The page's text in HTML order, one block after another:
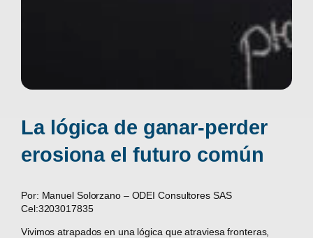
La lógica de ganar-perder
erosiona el futuro común
Por: Manuel Solorzano – ODEI Consultores SAS
Cel:3203017835
Vivimos atrapados en una lógica que atraviesa fronteras,